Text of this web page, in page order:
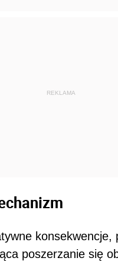
REKLAMA
konsekwencje,
poszerzanie się